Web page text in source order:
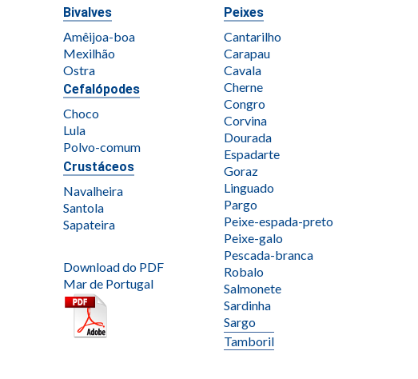
Bivalves
Amêijoa-boa
Mexilhão
Ostra
Cefalópodes
Choco
Lula
Polvo-comum
Crustáceos
Navalheira
Santola
Sapateira
Download do PDF
Mar de Portugal
Peixes
Cantarilho
Carapau
Cavala
Cherne
Congro
Corvina
Dourada
Espadarte
Goraz
Linguado
Pargo
Peixe-espada-preto
Peixe-galo
Pescada-branca
Robalo
Salmonete
Sardinha
Sargo
Tamboril